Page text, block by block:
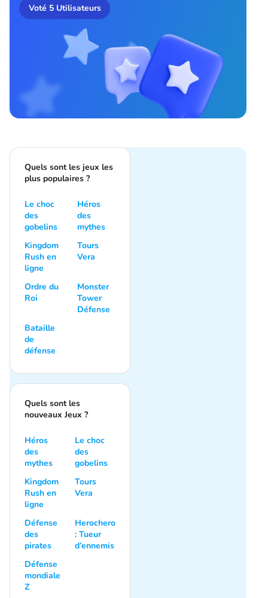
Voté 5Utilisateurs
Quels sont les jeux les
plus populaires ?
Le choc
des
gobelins
Héros
des
mythes
Kingdom
Rush en
ligne
Tours
Vera
Ordre du
Roi
Monster
Tower
Défense
Bataille
de
défense
Quels sont les
nouveaux Jeux ?
Héros
des
mythes
Le choc
des
gobelins
Kingdom
Rush en
ligne
Tours
Vera
Défense
des
pirates
Herochero
: Tueur
d’ennemis
Défense
mondiale
Z